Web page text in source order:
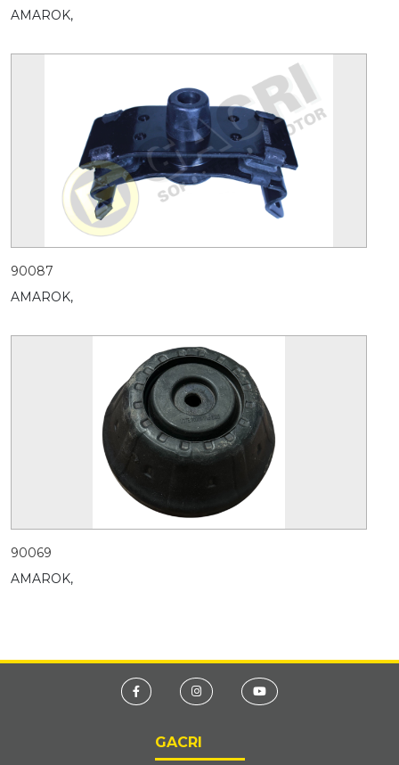
AMAROK,
90087
AMAROK,
90069
AMAROK,
GACRI